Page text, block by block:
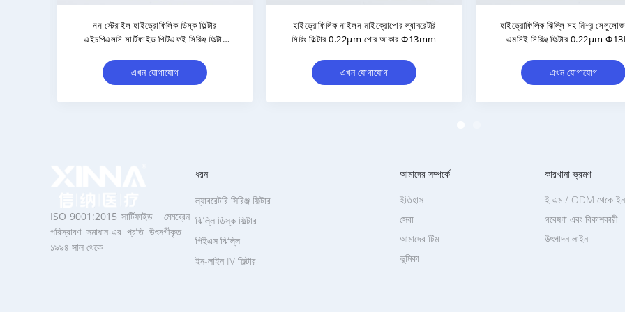
100 Count HPLC ল্যাবরেটরি সিরিঞ্জ ফিল্টার
অ- জীবাণুমুক্ত PVDF সিরিঞ্জ ফিল্টার
এখন যোগাযোগ
0.22μm 13mm PVDF সিরিং ফিল্টার
হাইড্রোফিলিক নন স্টেরাইল 100pcs/Pk
এখন যোগাযোগ
স্ট্যান্ডার্ড লুয়ার স্লিপ সহ স্টেরিল
পিভিডিএফ সিরিঞ্জ ফিল্টার 0.22μM
এখন যোগাযোগ
ISO 9001:2015 সার্টিফাইড মেমব্রেন
পরিস্রাবণ সমাধান-এর প্রতি উৎসর্গীকৃত
১৯৯৪ সাল থেকে
ধরন
ইন-লাইন IV ফিল্টার
ল্যাবরেটরি সিরিঞ্জ ফিল্টার
ঝিল্লি ডিস্ক ফিল্টার
পিইএস ঝিল্লি
আমাদের সম্পর্কে
ভূমিকা
ইতিহাস
সেবা
আমাদের টিম
কারখানা ভ্রমণ
উৎপাদন লাইন
ই এম / ODM থেকে
গবেষণা এবং বিকাশকারী